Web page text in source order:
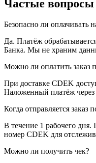
Частые вопросы
Безопасно ли оплачивать
Да. Платёж
Банка. Мы не храним
Можно ли оплатить заказ
При доставке CDEK
Наложенный платёж через
Когда отправляется заказ
В течение 1 рабочего
номер CDEK для
Можно ли получить чек?